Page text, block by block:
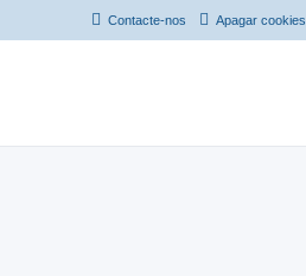
Apagar cookies
Contacte-nos